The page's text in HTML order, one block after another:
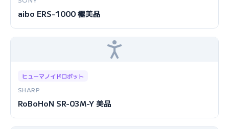
aibo ERS-1000 極美品
ヒューマノイドロボット
SHARP
RoBoHoN SR-03M-Y 美品